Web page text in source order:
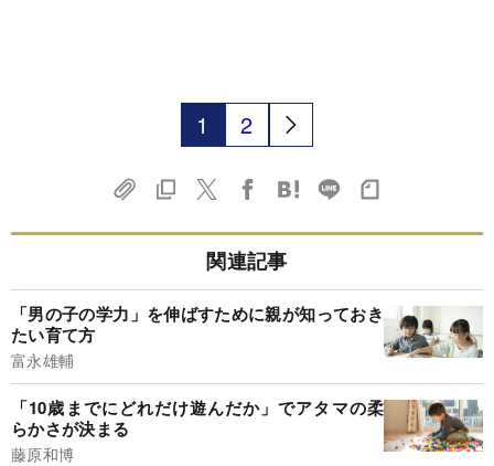
1 2
関連記事
「男の子の学力」を伸ばすために親が知っておき
たい育て方
富永雄輔
「10歳までにどれだけ遊んだか」でアタマの柔
らかさが決まる
藤原和博